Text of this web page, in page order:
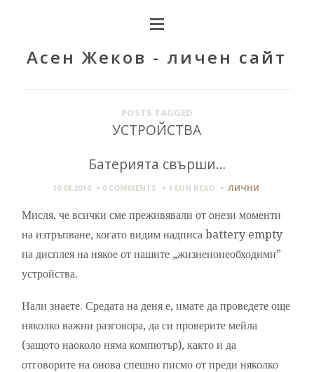
Асен Жеков - личен сайт
POSTS TAGGED
УСТРОЙСТВА
Батерията свърши…
10.08.2014 0 COMMENTS 1 MIN READ ЛИЧНИ
Мисля, че всички сме преживявали от онези моменти
на изтръпване, когато видим надписа battery empty
на дисплея на някое от нашите „жизненонеобходими”
устройства.
Нали знаете. Средата на деня е, имате да проведете още
няколко важни разговора, да си проверите мейла
(защото наоколо няма компютър), както и да
отговорите на онова спешно писмо от преди няколко